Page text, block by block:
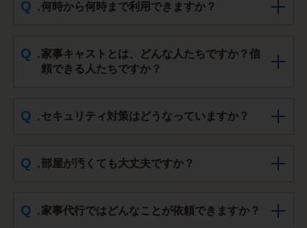
何時から何時まで利用できますか？
家事キャストとは、どんな人たちですか？信
頼できる人たちですか？
セキュリティ対策はどうなっていますか？
部屋が汚くても大丈夫ですか？
家事代行ではどんなことが依頼できますか？